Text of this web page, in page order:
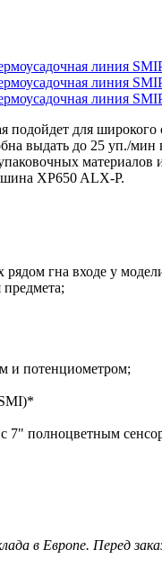
подойдет для
выдать до 25 уп./мин
XP650 ALX-P.
рядом гна входе у
и потенциометром;
полноцветным
в Европе. Перед